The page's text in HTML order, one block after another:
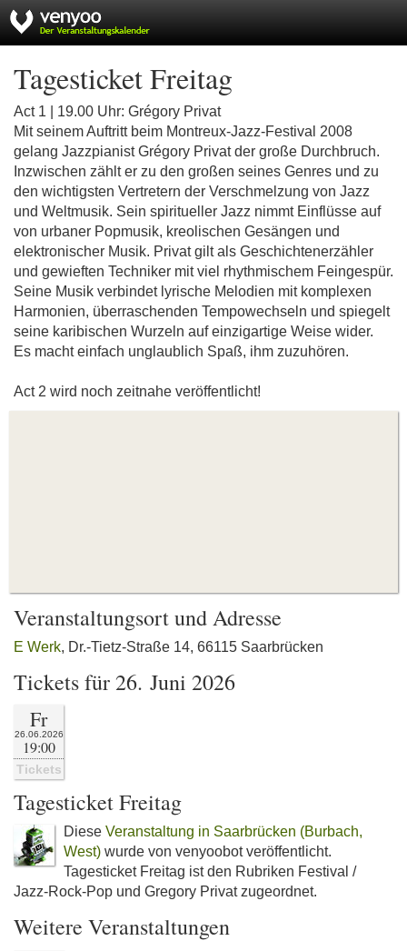
Tagesticket Freitag
Act 1 | 19.00 Uhr: Grégory Privat
Mit seinem Auftritt beim Montreux-Jazz-Festival 2008
gelang Jazzpianist Grégory Privat der große Durchbruch.
Inzwischen zählt er zu den großen seines Genres und zu
den wichtigsten Vertretern der Verschmelzung von Jazz
und Weltmusik. Sein spiritueller Jazz nimmt Einflüsse auf
von urbaner Popmusik, kreolischen Gesängen und
elektronischer Musik. Privat gilt als Geschichtenerzähler
und gewieften Techniker mit viel rhythmischem Feingespür.
Seine Musik verbindet lyrische Melodien mit komplexen
Harmonien, überraschenden Tempowechseln und spiegelt
seine karibischen Wurzeln auf einzigartige Weise wider.
Es macht einfach unglaublich Spaß, ihm zuzuhören.
Act 2 wird noch zeitnahe veröffentlicht!
Veranstaltungsort und Adresse
E Werk, Dr.-Tietz-Straße 14, 66115 Saarbrücken
Tickets für 26. Juni 2026
Fr
26.06.2026
19:00
Tickets
Tagesticket Freitag
Diese Veranstaltung in Saarbrücken (Burbach,
West) wurde von venyoobot veröffentlicht.
Tagesticket Freitag ist den Rubriken Festival /
Jazz-Rock-Pop und Gregory Privat zugeordnet.
Weitere Veranstaltungen